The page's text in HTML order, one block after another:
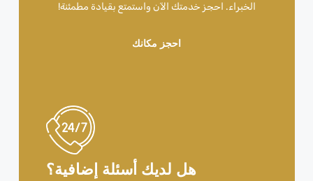
الخبراء. احجز خدمتك الآن واستمتع بقيادة مطمئنة!
احجز مكانك
هل لديك أسئلة إضافية؟